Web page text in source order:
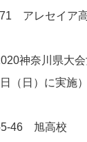
アレセイア
神奈川県大
（日）に実施）
46 旭高校